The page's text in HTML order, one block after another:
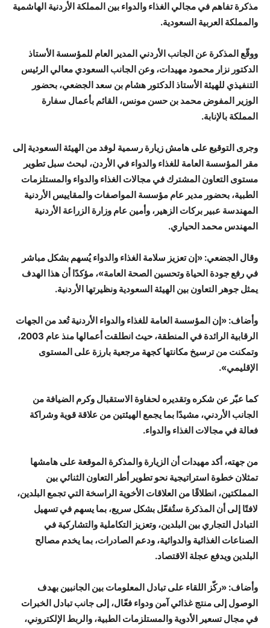
مذكرة تفاهم في مجالي الغذاء والدواء بين المملكة الأردنية الهاشمية
والمملكة العربية السعودية.
ووقّع المذكرة عن الجانب الأردني المدير العام للمؤسسة الأستاذ
الدكتور نزار محمود مهيدات، وعن الجانب السعودي معالي الرئيس
التنفيذي للهيئة الأستاذ الدكتور هشام بن سعد الجضعي، بحضور
الوزير المفوض محمد بن حسن مونس، القائم بأعمال سفارة
المملكة بالإنابة.
وجرى التوقيع على هامش زيارة رسمية لوفد من الهيئة السعودية إلى
مقر المؤسسة العامة للغذاء والدواء في الأردن، لبحث سبل تطوير
مستوى التعاون المشترك في مجالات الغذاء والدواء والمستلزمات
الطبية، بحضور مدير عام مؤسسة المواصفات والمقاييس الأردنية
المهندسة عبير بركات الزهير، وأمين عام وزارة الزراعة الأردنية
المهندس محمد الحياري.
وقال الجضعي: «إن تعزيز سلامة الغذاء والدواء يُسهم بشكل مباشر
في رفع جودة الحياة وتحسين الصحة العامة»، مؤكدًا أن هذا الهدف
يمثل جوهر التعاون بين الهيئة السعودية ونظيرتها الأردنية.
وأضاف: «إن المؤسسة العامة للغذاء والدواء الأردنية تُعد من الجهات
الرقابية الرائدة في المنطقة، حيث انطلقت أعمالها منذ عام 2003،
وتمكنت من ترسيخ مكانتها كجهة مرجعية بارزة على المستوى
الإقليمي».
كما عبّر عن شكره وتقديره لحفاوة الاستقبال وكرم الضيافة من
الجانب الأردني، مشيدًا بما يجمع الهيئتين من علاقة قوية وشراكة
فعالة في مجالات الغذاء والدواء.
من جهته، أكد مهيدات أن الزيارة والمذكرة الموقعة على هامشها
تمثلان خطوة استراتيجية نحو تطوير أطر التعاون الثنائي بين
المملكتين، انطلاقًا من العلاقات الأخوية الراسخة التي تجمع البلدين،
لافتًا إلى أن المذكرة ستُفعّل بشكل سريع، بما يسهم في تسهيل
التبادل التجاري بين البلدين، وتعزيز التكاملية والتشاركية في
الصناعات الغذائية والدوائية، ودعم الصادرات، بما يخدم مصالح
البلدين ويدفع عجلة الاقتصاد.
وأضاف: «ركّز اللقاء على تبادل المعلومات بين الجانبين بهدف
الوصول إلى منتج غذائي آمن ودواء فعّال، إلى جانب تبادل الخبرات
في مجال تسعير الأدوية والمستلزمات الطبية، والربط الإلكتروني،